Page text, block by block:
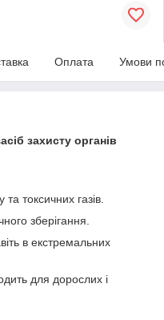
Оплата Умови
захисту органів
та токсичних газів.
зберігання.
в екстремальних
для дорослих і